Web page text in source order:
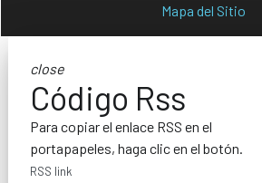
Mapa del Sitio
close
Código Rss
Para copiar el enlace RSS en el
portapapeles, haga clic en el botón.
RSS link